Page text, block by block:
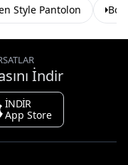
Style Pantolon
İndir
İNDİR
App Store